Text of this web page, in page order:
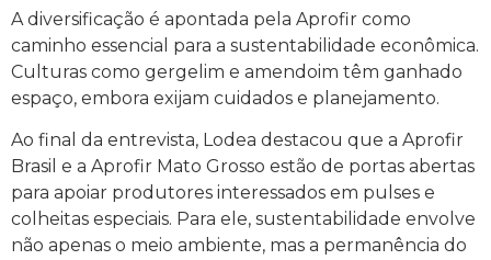
A diversificação é apontada pela Aprofir como
caminho essencial para a sustentabilidade econômica.
Culturas como gergelim e amendoim têm ganhado
espaço, embora exijam cuidados e planejamento.
Ao final da entrevista, Lodea destacou que a Aprofir
Brasil e a Aprofir Mato Grosso estão de portas abertas
para apoiar produtores interessados em pulses e
colheitas especiais. Para ele, sustentabilidade envolve
não apenas o meio ambiente, mas a permanência do